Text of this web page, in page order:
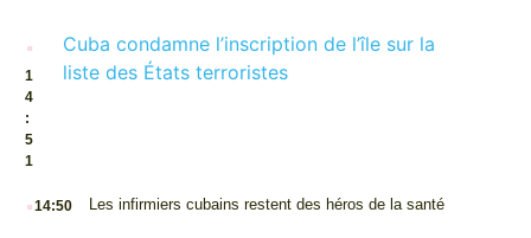
.
1
4
:
5
1
Cuba condamne l’inscription de l’île sur la
liste des États terroristes
.14:50 Les infirmiers cubains restent des héros de la santé